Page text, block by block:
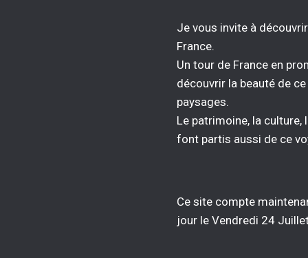
Je vous invite à
France.
Un tour de France en
découvrir la beauté de
paysages.
Le patrimoine, la culture,
font partis aussi de ce
Ce site compte
jour le Vendredi 24